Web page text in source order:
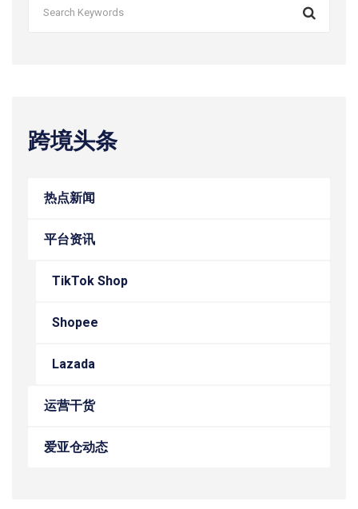
跨境头条
热点新闻
平台资讯
TikTok Shop
Shopee
Lazada
运营干货
爱亚仓动态